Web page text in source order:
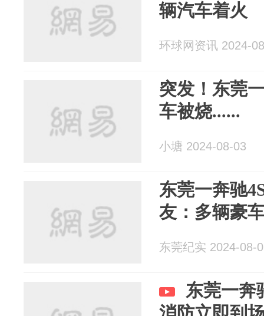
辆汽车着火
环球网资讯 2024-
突发！东莞
车被烧......
小塘 2024-08-03
东莞一奔驰
友：多辆豪
东莞纪实 2024-08-
东莞一奔